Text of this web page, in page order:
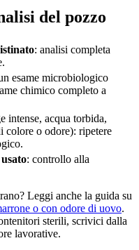
del pozzo
: analisi completa
esame microbiologico
chimico completo a
intense, acqua torbida,
o odore): ripetere
: controllo alla
Leggi anche la guida su
o con odore di uovo.
sterili, scrivici dalla
lavorative.